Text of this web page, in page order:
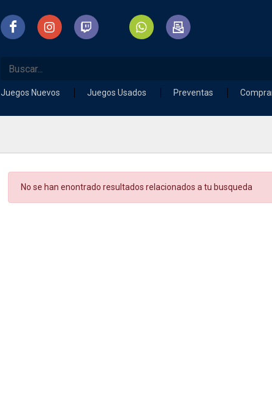
Juegos Nuevos Juegos Usados Preventas
No se han enontrado resultados relacionados a tu busqueda